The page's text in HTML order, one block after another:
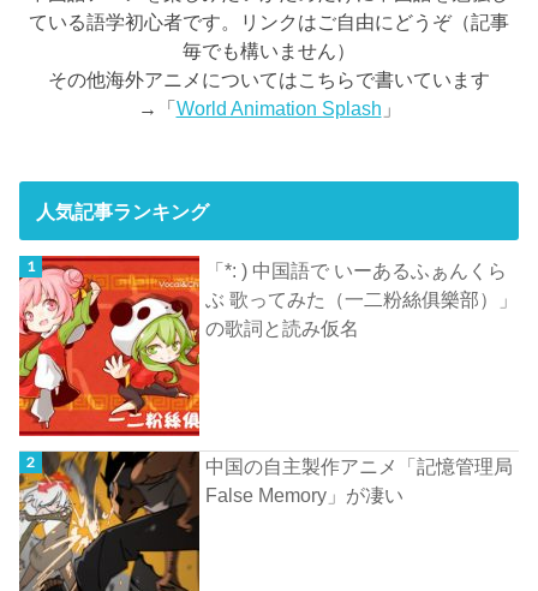
ている語学初心者です。リンクはご自由にどうぞ（記事
毎でも構いません）
その他海外アニメについてはこちらで書いています
→「World Animation Splash 」
人気記事ランキング
「*: ) 中国語で いーあるふぁんくら
ぶ 歌ってみた（一二粉絲俱樂部）」
の歌詞と読み仮名
中国の自主製作アニメ「記憶管理局
False Memory」が凄い